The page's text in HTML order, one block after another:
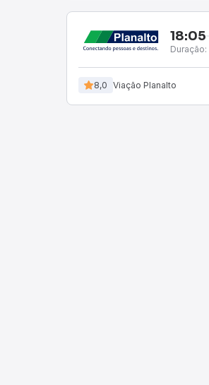
18:05
Duração:
8,0 Viação Planalto